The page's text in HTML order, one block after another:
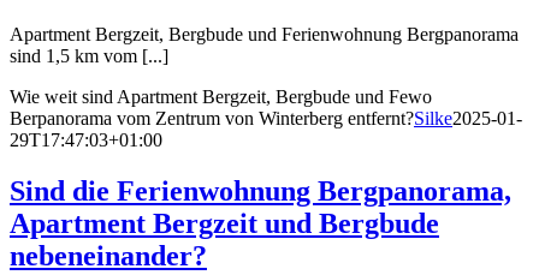
Apartment Bergzeit, Bergbude und Ferienwohnung Bergpanorama
sind 1,5 km vom [...]
Wie weit sind Apartment Bergzeit, Bergbude und Fewo
Berpanorama vom Zentrum von Winterberg entfernt?Silke2025-01-
29T17:47:03+01:00
Sind die Ferienwohnung Bergpanorama,
Apartment Bergzeit und Bergbude
nebeneinander?